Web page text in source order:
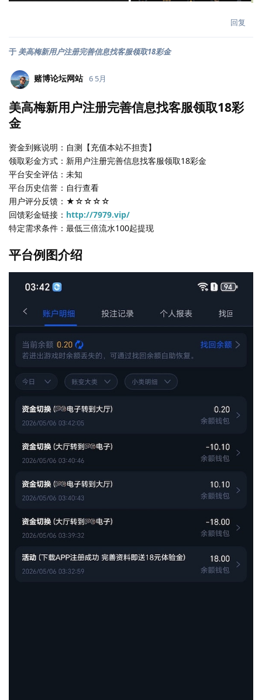
回复
于 美高梅新用户注册完善信息找客服领取18彩金
赌博论坛网站 6 5月
美高梅新用户注册完善信息找客服领取18彩
金
资金到账说明：自测【充值本站不担责】
领取彩金方式：新用户注册完善信息找客服领取18彩金
平台安全评估：未知
平台历史信誉：自行查看
用户评分反馈：★☆☆☆☆
回馈彩金链接： http://7979.vip/
特定需求条件：最低三倍流水100起提现
平台例图介绍